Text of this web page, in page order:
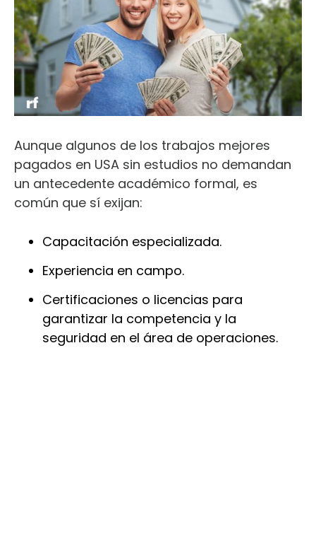
Aunque algunos de los trabajos mejores
pagados en USA sin estudios no demandan
un antecedente académico formal, es
común que sí exijan:
Capacitación especializada.
Experiencia en campo.
Certificaciones o licencias para
garantizar la competencia y la
seguridad en el área de operaciones.